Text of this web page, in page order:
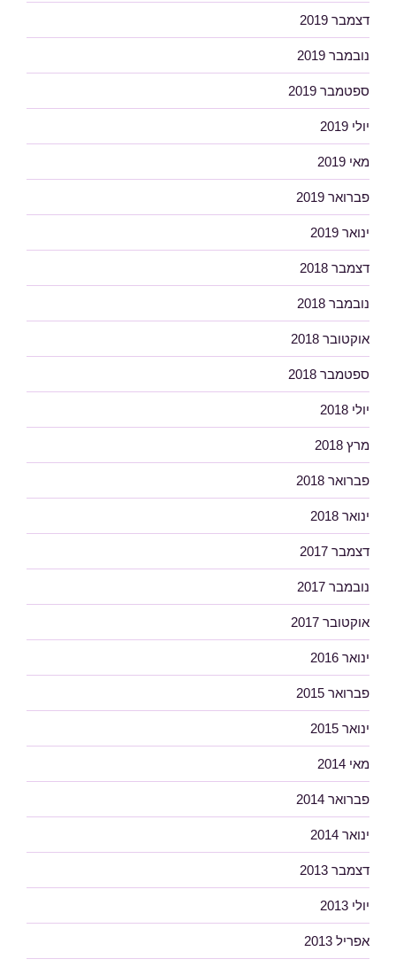
דצמבר 2019
נובמבר 2019
ספטמבר 2019
יולי 2019
מאי 2019
פברואר 2019
ינואר 2019
דצמבר 2018
נובמבר 2018
אוקטובר 2018
ספטמבר 2018
יולי 2018
מרץ 2018
פברואר 2018
ינואר 2018
דצמבר 2017
נובמבר 2017
אוקטובר 2017
ינואר 2016
פברואר 2015
ינואר 2015
מאי 2014
פברואר 2014
ינואר 2014
דצמבר 2013
יולי 2013
אפריל 2013